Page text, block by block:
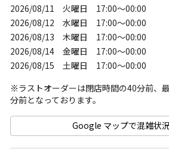
2026/08/11 火曜日 17:00～00:00
2026/08/12 水曜日 17:00～00:00
2026/08/13 木曜日 17:00～00:00
2026/08/14 金曜日 17:00～00:00
2026/08/15 土曜日 17:00～00:00
※ラストオーダーは閉店時間の40分前、
Google マップで混雑状